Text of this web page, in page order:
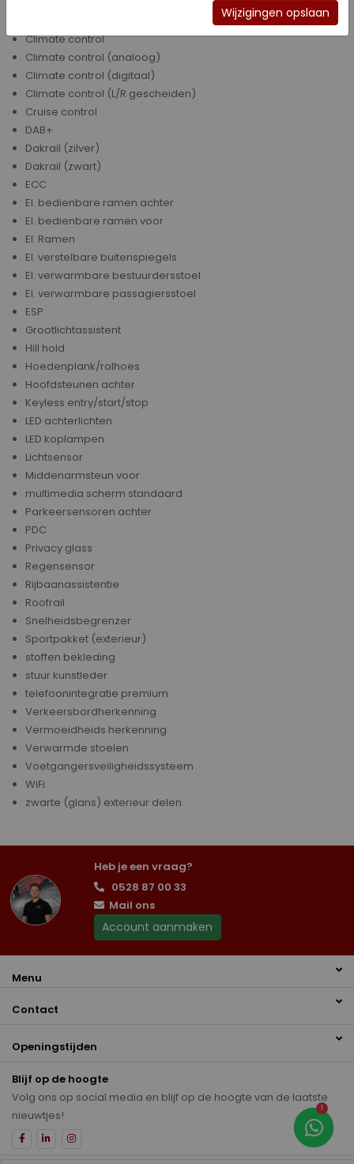
Climate control
Climate control (analoog)
Climate control (digitaal)
Climate control (L/R gescheiden)
Cruise control
DAB+
Dakrail (zilver)
Dakrail (zwart)
ECC
El. bedienbare ramen achter
El. bedienbare ramen voor
El. Ramen
El. verstelbare buitenspiegels
El. verwarmbare bestuurdersstoel
El. verwarmbare passagiersstoel
ESP
Grootlichtassistent
Hill hold
Hoedenplank/rolhoes
Hoofdsteunen achter
Keyless entry/start/stop
LED achterlichten
LED koplampen
Lichtsensor
Middenarmsteun voor
multimedia scherm standaard
Parkeersensoren achter
PDC
Privacy glass
Regensensor
Rijbaanassistentie
Roofrail
Snelheidsbegrenzer
Sportpakket (exterieur)
stoffen bekleding
stuur kunstleder
telefoonintegratie premium
Verkeersbordherkenning
Vermoeidheids herkenning
Verwarmde stoelen
Voetgangersveiligheidssysteem
WiFi
zwarte (glans) exterieur delen
Heb je een vraag?
0528 87 00 33
Mail ons
Account aanmaken
Menu
Contact
Openingstijden
Blijf op de hoogte
Volg ons op social media en blijf op de hoogte van de laatste
nieuwtjes!
1
Wijzigingen opslaan